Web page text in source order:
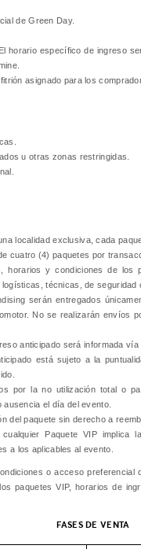
de Green Day.
horario específico de ingreso
asignado para los
u otras zonas restringidas.
localidad exclusiva, cada
cuatro (4) paquetes por
horarios y condiciones de
técnicas, de seguridad
serán entregados
No se realizarán envíos
anticipado será informada
está sujeto a la
por la no utilización total o
el día del evento.
del paquete sin derecho a
Paquete VIP implica
a los aplicables al evento.
o acceso
paquetes VIP, horarios de
FASES DE VENTA